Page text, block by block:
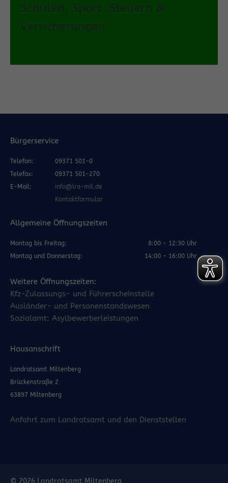
Schulen, Sport, Steuern &
Versicherungen
Bürgerservice
Telefon:
09371 501-0
Telefax:
09371 501-270
E-Mail:
info@lra-mil.de
Kontaktformular
Allgemeine Öffnungszeiten
Montag bis Freitag:
8:00 - 12:30 Uhr
Montag und Donnerstag:
14:00 - 16:00 Uhr
Weitere Öffnungszeiten:
Kfz-Zulassungs- und Führerscheinstelle
Ausländer- und Personenstandswesen
Sozialamt: Asylbewerberleistungen
Hausanschrift
Landratsamt Miltenberg
Brückenstraße 2
63897 Miltenberg
Anfahrt zum Landratsamt und den Dienststellen
© 2026 Landratsamt Miltenberg